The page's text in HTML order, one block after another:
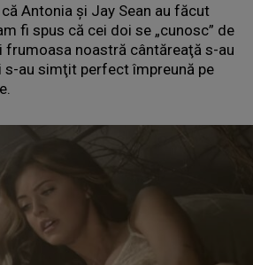
Antonia şi Jay Sean au făcut
fi spus că cei doi se „cunosc” de
frumoasa noastră cântăreaţă s-au
au simţit perfect împreună pe